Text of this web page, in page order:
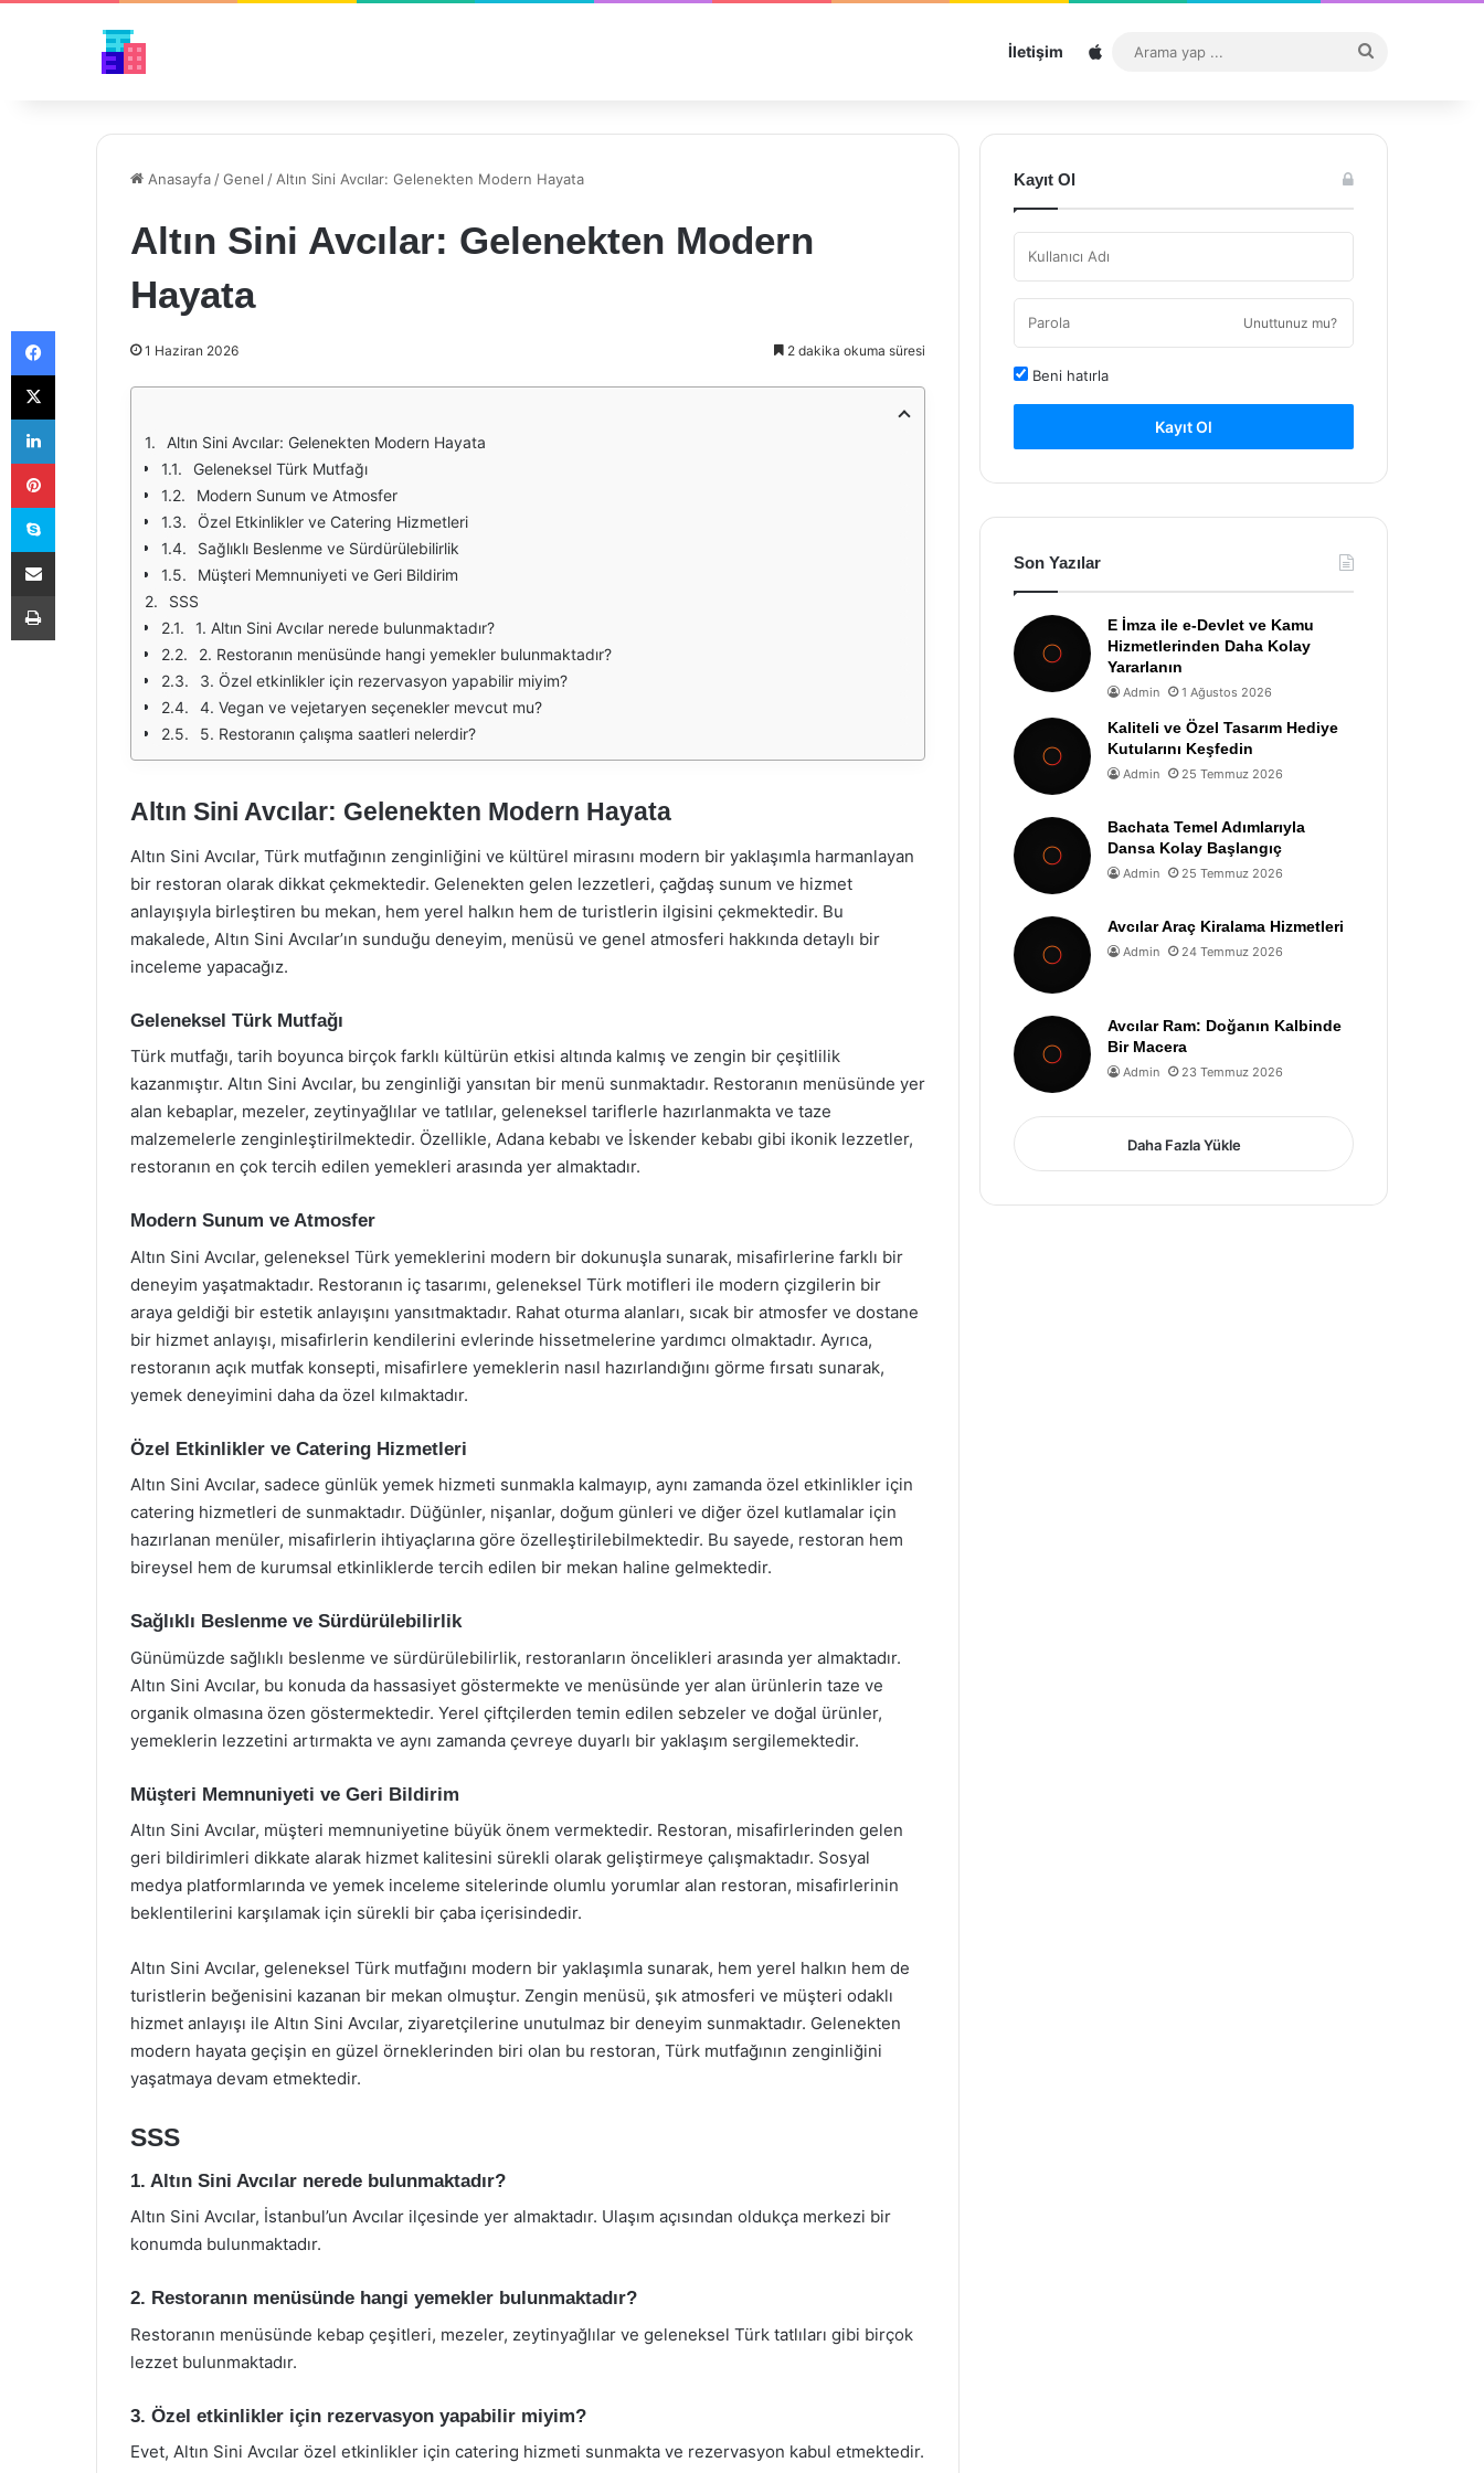
İletişim Sitemap
...
Anasayfa /Genel / Altın Sini Avcılar: Gelenekten Modern Hayata
Altın Sini Avcılar: Gelenekten Modern
Hayata
1 Haziran 2026 2 dakika okuma süresi
Altın Sini Avcılar: Gelenekten Modern Hayata
Geleneksel Türk Mutfağı
Modern Sunum ve Atmosfer
Özel Etkinlikler ve Catering Hizmetleri
Sağlıklı Beslenme ve Sürdürülebilirlik
Müşteri Memnuniyeti ve Geri Bildirim
SSS
1. Altın Sini Avcılar nerede bulunmaktadır?
2. Restoranın menüsünde hangi yemekler bulunmaktadır?
3. Özel etkinlikler için rezervasyon yapabilir miyim?
4. Vegan ve vejetaryen seçenekler mevcut mu?
5. Restoranın çalışma saatleri nelerdir?
Altın Sini Avcılar: Gelenekten Modern Hayata
Altın Sini Avcılar, Türk mutfağının zenginliğini ve kültürel mirasını modern bir yaklaşımla harmanlayan
bir restoran olarak dikkat çekmektedir. Gelenekten gelen lezzetleri, çağdaş sunum ve hizmet
anlayışıyla birleştiren bu mekan, hem yerel halkın hem de turistlerin ilgisini çekmektedir. Bu
makalede, Altın Sini Avcılar’ın sunduğu deneyim, menüsü ve genel atmosferi hakkında detaylı bir
inceleme yapacağız.
Geleneksel Türk Mutfağı
Türk mutfağı, tarih boyunca birçok farklı kültürün etkisi altında kalmış ve zengin bir çeşitlilik
kazanmıştır. Altın Sini Avcılar, bu zenginliği yansıtan bir menü sunmaktadır. Restoranın menüsünde yer
alan kebaplar, mezeler, zeytinyağlılar ve tatlılar, geleneksel tariflerle hazırlanmakta ve taze
malzemelerle zenginleştirilmektedir. Özellikle, Adana kebabı ve İskender kebabı gibi ikonik lezzetler,
restoranın en çok tercih edilen yemekleri arasında yer almaktadır.
Modern Sunum ve Atmosfer
Altın Sini Avcılar, geleneksel Türk yemeklerini modern bir dokunuşla sunarak, misafirlerine farklı bir
deneyim yaşatmaktadır. Restoranın iç tasarımı, geleneksel Türk motifleri ile modern çizgilerin bir
araya geldiği bir estetik anlayışını yansıtmaktadır. Rahat oturma alanları, sıcak bir atmosfer ve dostane
bir hizmet anlayışı, misafirlerin kendilerini evlerinde hissetmelerine yardımcı olmaktadır. Ayrıca,
restoranın açık mutfak konsepti, misafirlere yemeklerin nasıl hazırlandığını görme fırsatı sunarak,
yemek deneyimini daha da özel kılmaktadır.
Özel Etkinlikler ve Catering Hizmetleri
Altın Sini Avcılar, sadece günlük yemek hizmeti sunmakla kalmayıp, aynı zamanda özel etkinlikler için
catering hizmetleri de sunmaktadır. Düğünler, nişanlar, doğum günleri ve diğer özel kutlamalar için
hazırlanan menüler, misafirlerin ihtiyaçlarına göre özelleştirilebilmektedir. Bu sayede, restoran hem
bireysel hem de kurumsal etkinliklerde tercih edilen bir mekan haline gelmektedir.
Sağlıklı Beslenme ve Sürdürülebilirlik
Günümüzde sağlıklı beslenme ve sürdürülebilirlik, restoranların öncelikleri arasında yer almaktadır.
Altın Sini Avcılar, bu konuda da hassasiyet göstermekte ve menüsünde yer alan ürünlerin taze ve
organik olmasına özen göstermektedir. Yerel çiftçilerden temin edilen sebzeler ve doğal ürünler,
yemeklerin lezzetini artırmakta ve aynı zamanda çevreye duyarlı bir yaklaşım sergilemektedir.
Müşteri Memnuniyeti ve Geri Bildirim
Altın Sini Avcılar, müşteri memnuniyetine büyük önem vermektedir. Restoran, misafirlerinden gelen
geri bildirimleri dikkate alarak hizmet kalitesini sürekli olarak geliştirmeye çalışmaktadır. Sosyal
medya platformlarında ve yemek inceleme sitelerinde olumlu yorumlar alan restoran, misafirlerinin
beklentilerini karşılamak için sürekli bir çaba içerisindedir.
Altın Sini Avcılar, geleneksel Türk mutfağını modern bir yaklaşımla sunarak, hem yerel halkın hem de
turistlerin beğenisini kazanan bir mekan olmuştur. Zengin menüsü, şık atmosferi ve müşteri odaklı
hizmet anlayışı ile Altın Sini Avcılar, ziyaretçilerine unutulmaz bir deneyim sunmaktadır. Gelenekten
modern hayata geçişin en güzel örneklerinden biri olan bu restoran, Türk mutfağının zenginliğini
yaşatmaya devam etmektedir.
SSS
1. Altın Sini Avcılar nerede bulunmaktadır?
Altın Sini Avcılar, İstanbul’un Avcılar ilçesinde yer almaktadır. Ulaşım açısından oldukça merkezi bir
konumda bulunmaktadır.
2. Restoranın menüsünde hangi yemekler bulunmaktadır?
Restoranın menüsünde kebap çeşitleri, mezeler, zeytinyağlılar ve geleneksel Türk tatlıları gibi birçok
lezzet bulunmaktadır.
3. Özel etkinlikler için rezervasyon yapabilir miyim?
Evet, Altın Sini Avcılar özel etkinlikler için catering hizmeti sunmakta ve rezervasyon kabul etmektedir.
Kayıt Ol
Unuttunuz mu?
Beni hatırla
Kayıt Ol
Son Yazılar
E İmza ile e-Devlet ve Kamu
Hizmetlerinden Daha Kolay
Yararlanın
Admin 1 Ağustos 2026
Kaliteli ve Özel Tasarım Hediye
Kutularını Keşfedin
Admin 25 Temmuz 2026
Bachata Temel Adımlarıyla
Dansa Kolay Başlangıç
Admin 25 Temmuz 2026
Avcılar Araç Kiralama Hizmetleri
Admin 24 Temmuz 2026
Avcılar Ram: Doğanın Kalbinde
Bir Macera
Admin 23 Temmuz 2026
Daha Fazla Yükle
Facebook
X
LinkedIn
Pinterest
Skype
E-Posta ile paylaş